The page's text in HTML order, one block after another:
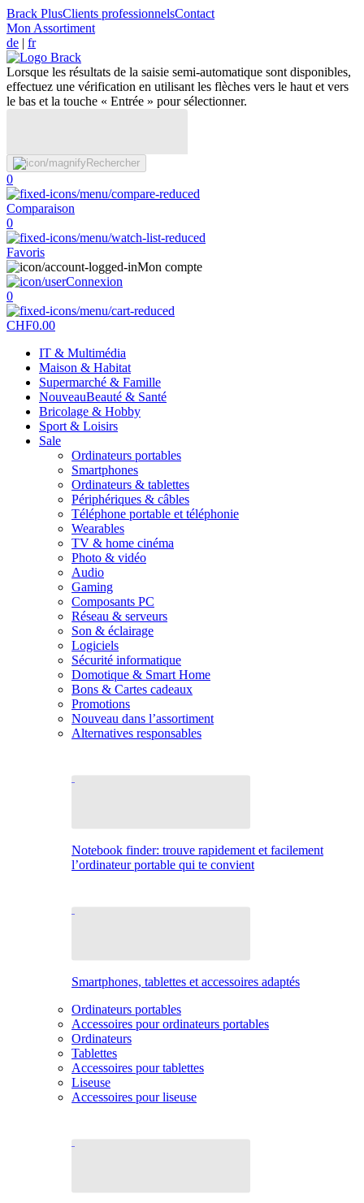
Brack PlusClients professionnelsContact
Mon Assortiment
de | fr
Lorsque les résultats de la saisie semi-automatique sont disponibles,
effectuez une vérification en utilisant les flèches vers le haut et vers
le bas et la touche « Entrée » pour sélectionner.
Rechercher
0
Comparaison
0
Favoris
Mon compte
Connexion
0
CHF0.00
IT & Multimédia
Maison & Habitat
Supermarché & Famille
NouveauBeauté & Santé
Bricolage & Hobby
Sport & Loisirs
Sale
Ordinateurs portables
Smartphones
Ordinateurs & tablettes
Périphériques & câbles
Téléphone portable et téléphonie
Wearables
TV & home cinéma
Photo & vidéo
Audio
Gaming
Composants PC
Réseau & serveurs
Son & éclairage
Logiciels
Sécurité informatique
Domotique & Smart Home
Bons & Cartes cadeaux
Promotions
Nouveau dans l’assortiment
Alternatives responsables
Notebook finder: trouve rapidement et facilement
l’ordinateur portable qui te convient
Smartphones, tablettes et accessoires adaptés
Ordinateurs portables
Accessoires pour ordinateurs portables
Ordinateurs
Tablettes
Accessoires pour tablettes
Liseuse
Accessoires pour liseuse